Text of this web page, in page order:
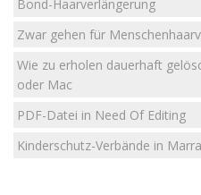
Bond-Haarverlängerung
Zwar gehen für
Wie zu erholen dauerhaft
oder Mac
PDF-Datei in Need Of Editing
Kinderschutz-Verbände in